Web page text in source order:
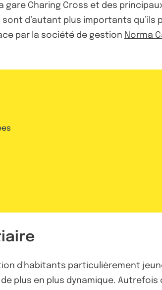
gare Charing Cross et des
d’autant plus importants
par la société de gestion Norma
d'habitants particulièrement
plus en plus dynamique.